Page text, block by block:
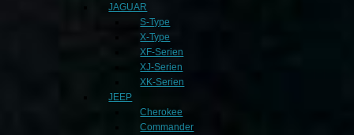
JAGUAR
S-Type
X-Type
XF-Serien
XJ-Serien
XK-Serien
JEEP
Cherokee
Commander